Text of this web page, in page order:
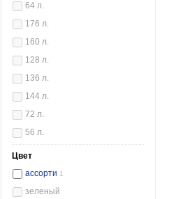
64 л.
176 л.
160 л.
128 л.
136 л.
144 л.
72 л.
56 л.
Цвет
ассорти 1
зеленый